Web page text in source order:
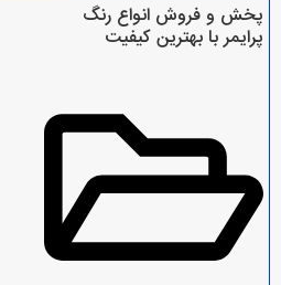
پخش و فروش انواع رنگ
پرایمر با بهترین کیفیت